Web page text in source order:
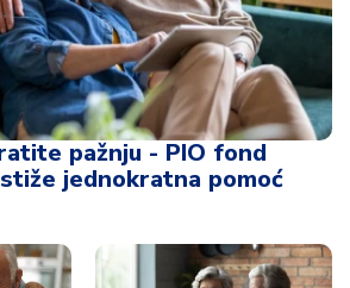
pažnju - PIO fond
jednokratna pomoć